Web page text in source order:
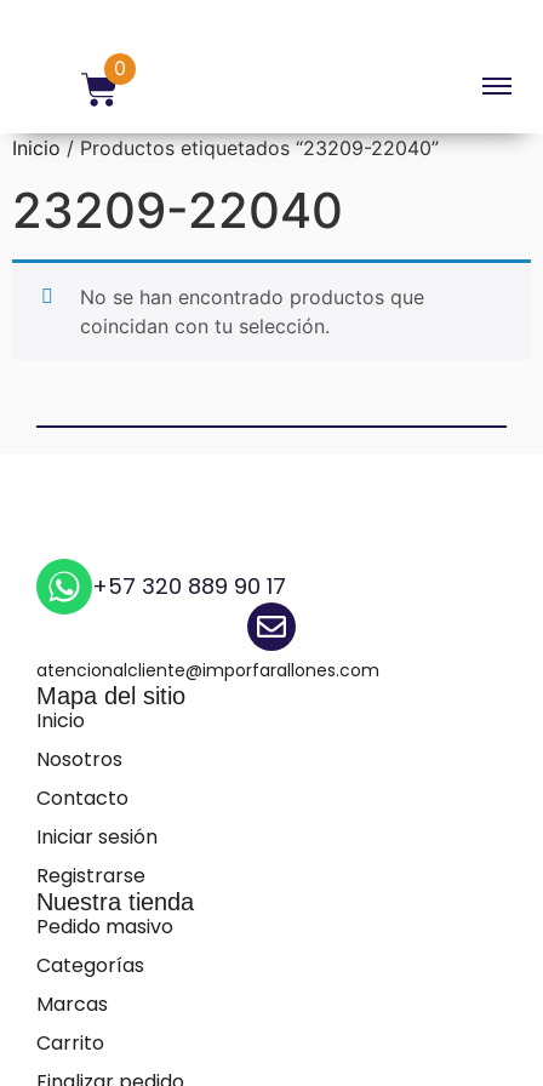
0
Inicio/ Productos etiquetados “23209-22040”
23209-22040
No se han encontrado productos que
coincidan con tu selección.
+57 320 889 90 17
atencionalcliente@imporfarallones.com
Mapa del sitio
Inicio
Nosotros
Contacto
Iniciar sesión
Registrarse
Nuestra tienda
Pedido masivo
Categorías
Marcas
Carrito